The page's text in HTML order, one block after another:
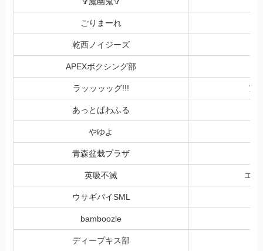
ごりまーれ
乾西ノイジーズ
APEXボクシング部
ラッッッッグ!!! ア
あっとぱわふる
やゆよ
青森盆栽プラザ
英吸不滅 エク
ウサギパイSML
bamboozle
ディープキス部